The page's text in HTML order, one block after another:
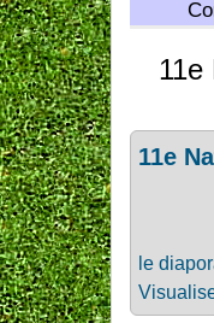
11e
11e
le